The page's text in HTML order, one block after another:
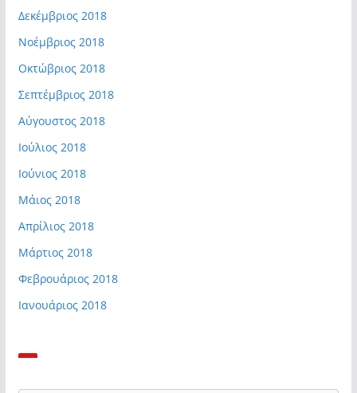
Δεκέμβριος 2018
Νοέμβριος 2018
Οκτώβριος 2018
Σεπτέμβριος 2018
Αύγουστος 2018
Ιούλιος 2018
Ιούνιος 2018
Μάιος 2018
Απρίλιος 2018
Μάρτιος 2018
Φεβρουάριος 2018
Ιανουάριος 2018